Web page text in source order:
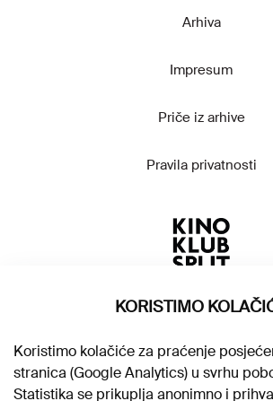
Arhiva
Impresum
Priče iz arhive
Pravila privatnosti
KORISTIMO
Koristimo kolačiće za praćenje
stranica (Google Analytics) u svrhu
Statistika se prikuplja anonimno i